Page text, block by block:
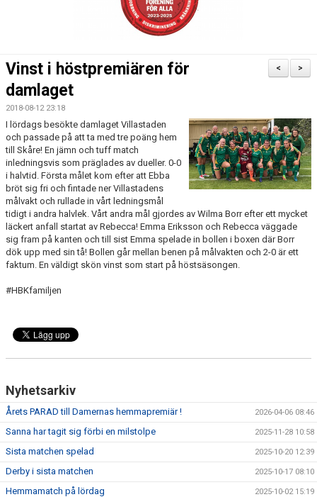
TRUPPEN
BILDGALLERI
DOKUMENT
KONTAKT
HISTORIA
>
<
Vinst i höstpremiären för
damlaget
2018-08-12 23:18
I lördags besökte damlaget Villastaden
och passade på att ta med tre poäng hem
till Skåre! En jämn och tuff match
inledningsvis som präglades av dueller. 0-0
i halvtid. Första målet kom efter att Ebba
bröt sig fri och fintade ner Villastadens
målvakt och rullade in vårt ledningsmål
tidigt i andra halvlek. Vårt andra mål gjordes av Wilma Borr efter ett mycket
läckert anfall startat av Rebecca! Emma Eriksson och Rebecca väggade
sig fram på kanten och till sist Emma spelade in bollen i boxen där Borr
dök upp med sin tå! Bollen går mellan benen på målvakten och 2-0 är ett
faktum. En väldigt skön vinst som start på höstsäsongen.
#HBKfamiljen
Nyhetsarkiv
Årets PARAD till Damernas hemmapremiär ! 2026-04-06 08:46
Sanna har tagit sig förbi en milstolpe 2025-11-28 10:58
Sista matchen spelad 2025-10-20 12:39
Derby i sista matchen 2025-10-17 08:10
Hemmamatch på lördag 2025-10-02 15:19